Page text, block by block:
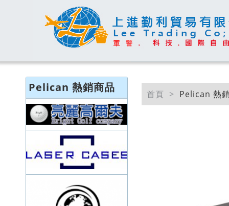
Pelican 熱銷商品 首頁 Pelican 熱